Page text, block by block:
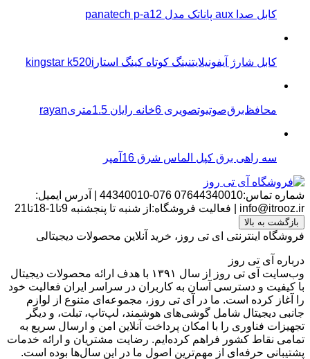
کابل صدا aux پاناتک مدل panatech p-a12
کابل شارژ آیفونیلایتنینگ کوتاه کینگ استارkingstar k520i
محافظ‌برق‌صوتیو‌تصویری 6خانه رایان 1.5متریrayan
سه راهی برق کپل الماس شرق 16آمپر
شماره تماس:07644340010 076-44340010
آدرس ایمیل:
info@itrooz.ir
فعالیت فروشگاه:از شنبه تا پنجشنبه 9تا1-18تا21
بازگشت به بالا
فروشگاه اینترنتی ای تی روز، خرید آنلاین محصولات دیجیتالی
درباره آی تی روز
وب‌سایت آی تی روز از سال ۱۳۹۱ با هدف ارائه محصولات دیجیتال
با کیفیت و دسترسی آسان به کاربران در سراسر ایران فعالیت خود
را آغاز کرده است. ما در آی تی روز، مجموعه‌ای متنوع از لوازم
جانبی دیجیتال شامل گوشی‌های هوشمند، لپ‌تاپ، تبلت، و دیگر
تجهیزات فناوری را با امکان پرداخت آنلاین امن و ارسال سریع به
تمامی نقاط کشور فراهم کرده‌ایم. رضایت مشتریان و ارائه خدمات
پشتیبانی حرفه‌ای از مهم‌ترین اصول ما در این سال‌ها بوده است.